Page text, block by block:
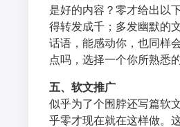
是好的内容？零才给出以
得转发成千；多发幽默的
话语，能感动你，也同样
点吗，选择一个你所熟悉
五、软文推广
似乎为了个围脖还写篇软
乎零才现在就在这样做。